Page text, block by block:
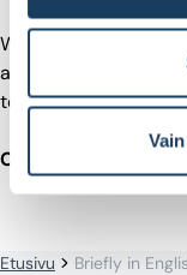
We are happy to
activities and views.
to get in touch.
CEO
Etusivu Briefly in